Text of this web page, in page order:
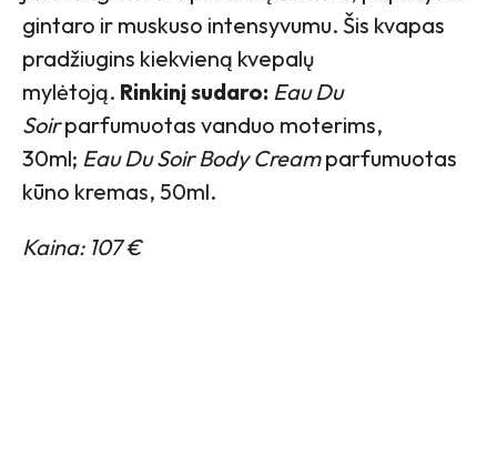
gintaro ir muskuso intensyvumu. Šis kvapas
pradžiugins kiekvieną kvepalų
mylėtoją. Rinkinį sudaro: Eau Du
Soirparfumuotas vanduo moterims,
30ml; Eau Du Soir Body Creamparfumuotas
kūno kremas, 50ml.
Kaina: 107 €